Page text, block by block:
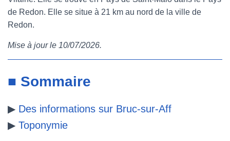
e t t b
de Redon. Elle se situe à 21 km au nord de la ville de
Redon.
Mise à jour le 10/07/2026.
■ Sommaire
▶ Des informations sur Bruc-sur-Aff
▶ Toponymie